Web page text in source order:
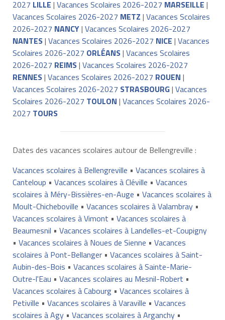
2027 LILLE | Vacances Scolaires 2026-2027 MARSEILLE |
Vacances Scolaires 2026-2027 METZ | Vacances Scolaires
2026-2027 NANCY| Vacances Scolaires 2026-2027
NANTES| Vacances Scolaires 2026-2027 NICE | Vacances
Scolaires 2026-2027 ORLÉANS| Vacances Scolaires
2026-2027 REIMS| Vacances Scolaires 2026-2027
RENNES| Vacances Scolaires 2026-2027 ROUEN |
Vacances Scolaires 2026-2027 STRASBOURG| Vacances
Scolaires 2026-2027 TOULON | Vacances Scolaires 2026-
2027 TOURS
Dates des vacances scolaires autour de Bellengreville :
Vacances scolaires à Bellengreville • Vacances scolaires à
Canteloup • Vacances scolaires à Cléville • Vacances
scolaires à Méry-Bissières-en-Auge • Vacances scolaires à
Moult-Chicheboville • Vacances scolaires à Valambray•
Vacances scolaires à Vimont • Vacances scolaires à
Beaumesnil • Vacances scolaires à Landelles-et-Coupigny
• Vacances scolaires à Noues de Sienne • Vacances
scolaires à Pont-Bellanger• Vacances scolaires à Saint-
Aubin-des-Bois • Vacances scolaires à Sainte-Marie-
Outre-l'Eau • Vacances scolaires au Mesnil-Robert •
Vacances scolaires à Cabourg• Vacances scolaires à
Petiville • Vacances scolaires à Varaville • Vacances
scolaires à Agy• Vacances scolaires à Arganchy•